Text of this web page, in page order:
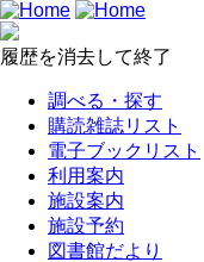
履歴を消去して終了
調べる・探す
購読雑誌リスト
電子ブックリスト
利用案内
施設案内
施設予約
図書館だより